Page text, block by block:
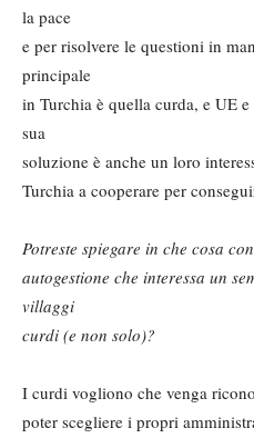
la pace
e per risolvere le questioni in
principale
in Turchia è quella curda, e UE
sua
soluzione è anche un loro
Turchia a cooperare per
Potreste spiegare in che cosa
autogestione che interessa un
villaggi
curdi (e non solo)?
I curdi vogliono che venga
poter scegliere i propri